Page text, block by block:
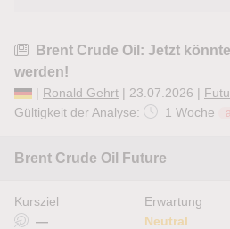
Brent Crude Oil: Jetzt
werden!
| Ronald Gehrt | 23.07.2026 |
Gültigkeit der Analyse:
1 Woche
Brent Crude Oil Future
Kursziel
—
Erwartung
Neutral